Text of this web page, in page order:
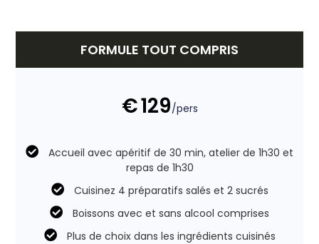
FORMULE TOUT COMPRIS
€129/pers
Accueil avec apéritif de 30 min, atelier de 1h30 et
repas de 1h30
Cuisinez 4 préparatifs salés et 2 sucrés
Boissons avec et sans alcool comprises
Plus de choix dans les ingrédients cuisinés